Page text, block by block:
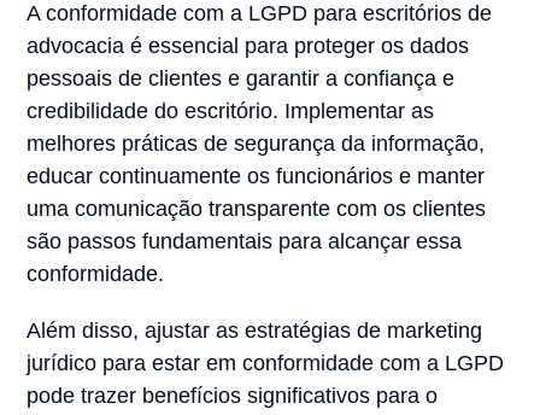
A conformidade com a LGPD para escritórios de
advocacia é essencial para proteger os dados
pessoais de clientes e garantir a confiança e
credibilidade do escritório. Implementar as
melhores práticas de segurança da informação,
educar continuamente os funcionários e manter
uma comunicação transparente com os clientes
são passos fundamentais para alcançar essa
conformidade.
Além disso, ajustar as estratégias de marketing
jurídico para estar em conformidade com a LGPD
pode trazer benefícios significativos para o